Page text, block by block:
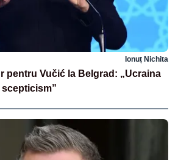
Ionuț Nichita
pentru Vučić la Belgrad: „Ucraina